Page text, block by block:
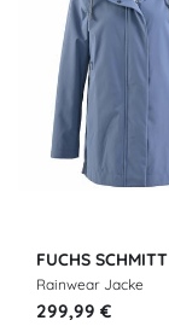
FUCHS SCHMITT
Rainwear Jacke
299,99 €